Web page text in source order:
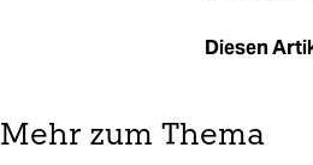
Diesen
Mehr zum Thema